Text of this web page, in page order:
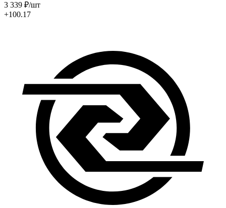
3 339 ₽/шт
+100.17